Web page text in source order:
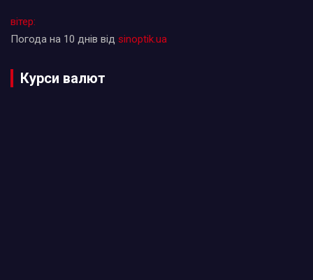
вітер:
Погода на 10 днів від sinoptik.ua
Курси валют